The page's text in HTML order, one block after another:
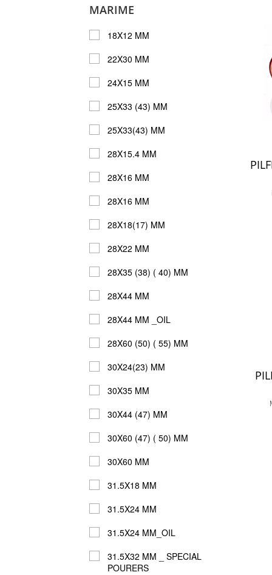
MARIME
18X12 MM
22X30 MM
24X15 MM
25X33 (43) MM
25X33(43) MM
28X15.4 MM
28X16 MM
28X16 MM
28X18(17) MM
28X22 MM
28X35 (38) ( 40) MM
28X44 MM
28X44 MM _OIL
28X60 (50) ( 55) MM
30X24(23) MM
30X35 MM
30X44 (47) MM
30X60 (47) ( 50) MM
30X60 MM
31.5X18 MM
31.5X24 MM
31.5X24 MM_OIL
31.5X32 MM _ SPECIAL
POURERS